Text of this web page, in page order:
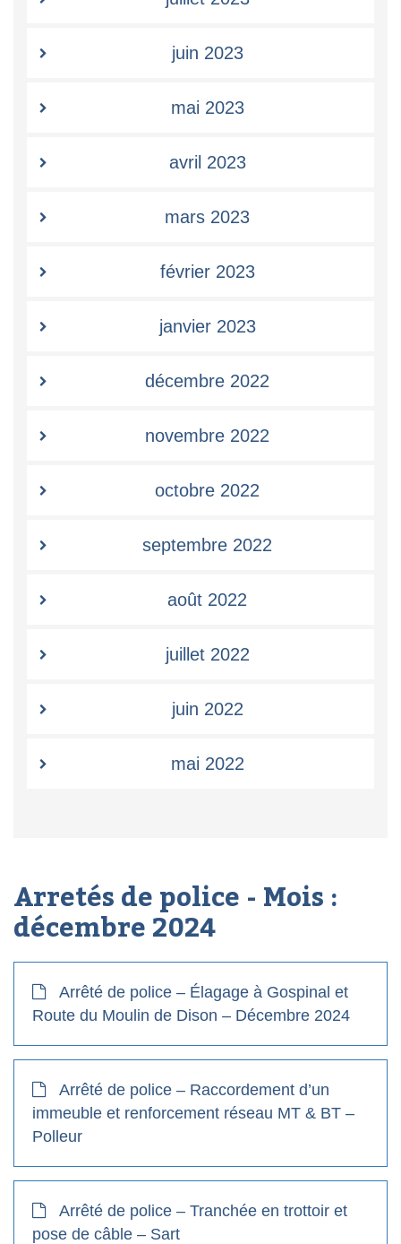
juin 2023
mai 2023
avril 2023
mars 2023
février 2023
janvier 2023
décembre 2022
novembre 2022
octobre 2022
septembre 2022
août 2022
juillet 2022
juin 2022
mai 2022
Arretés de police - Mois :
décembre 2024
Arrêté de police – Élagage à Gospinal et
Route du Moulin de Dison – Décembre 2024
Arrêté de police – Raccordement d’un
immeuble et renforcement réseau MT & BT –
Polleur
Arrêté de police – Tranchée en trottoir et
pose de câble – Sart